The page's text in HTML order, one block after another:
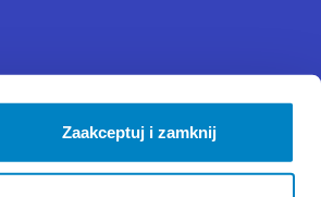
Zaakceptuj i zamknij